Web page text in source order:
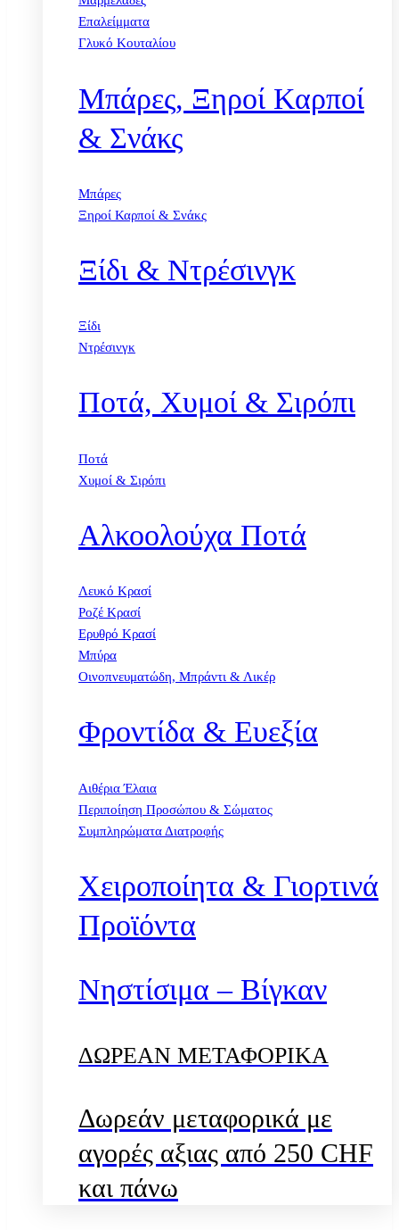
Επαλείμματα
Γλυκό Κουταλίου
Μπάρες, Ξηροί Καρποί
& Σνάκς
Μπάρες
Ξηροί Καρποί & Σνάκς
Ξίδι & Ντρέσινγκ
Ξίδι
Ντρέσινγκ
Ποτά, Χυμοί & Σιρόπι
Ποτά
Χυμοί & Σιρόπι
Αλκοολούχα Ποτά
Λευκό Κρασί
Ροζέ Κρασί
Ερυθρό Κρασί
Μπύρα
Οινοπνευματώδη, Μπράντι & Λικέρ
Φροντίδα & Ευεξία
Αιθέρια Έλαια
Περιποίηση Προσώπου & Σώματος
Συμπληρώματα Διατροφής
Χειροποίητα & Γιορτινά
Προϊόντα
Νηστίσιμα – Βίγκαν
ΔΩΡΕΑΝ ΜΕΤΑΦΟΡΙΚΑ
Δωρεάν μεταφορικά με
αγορές αξιας από 250 CHF
και πάνω